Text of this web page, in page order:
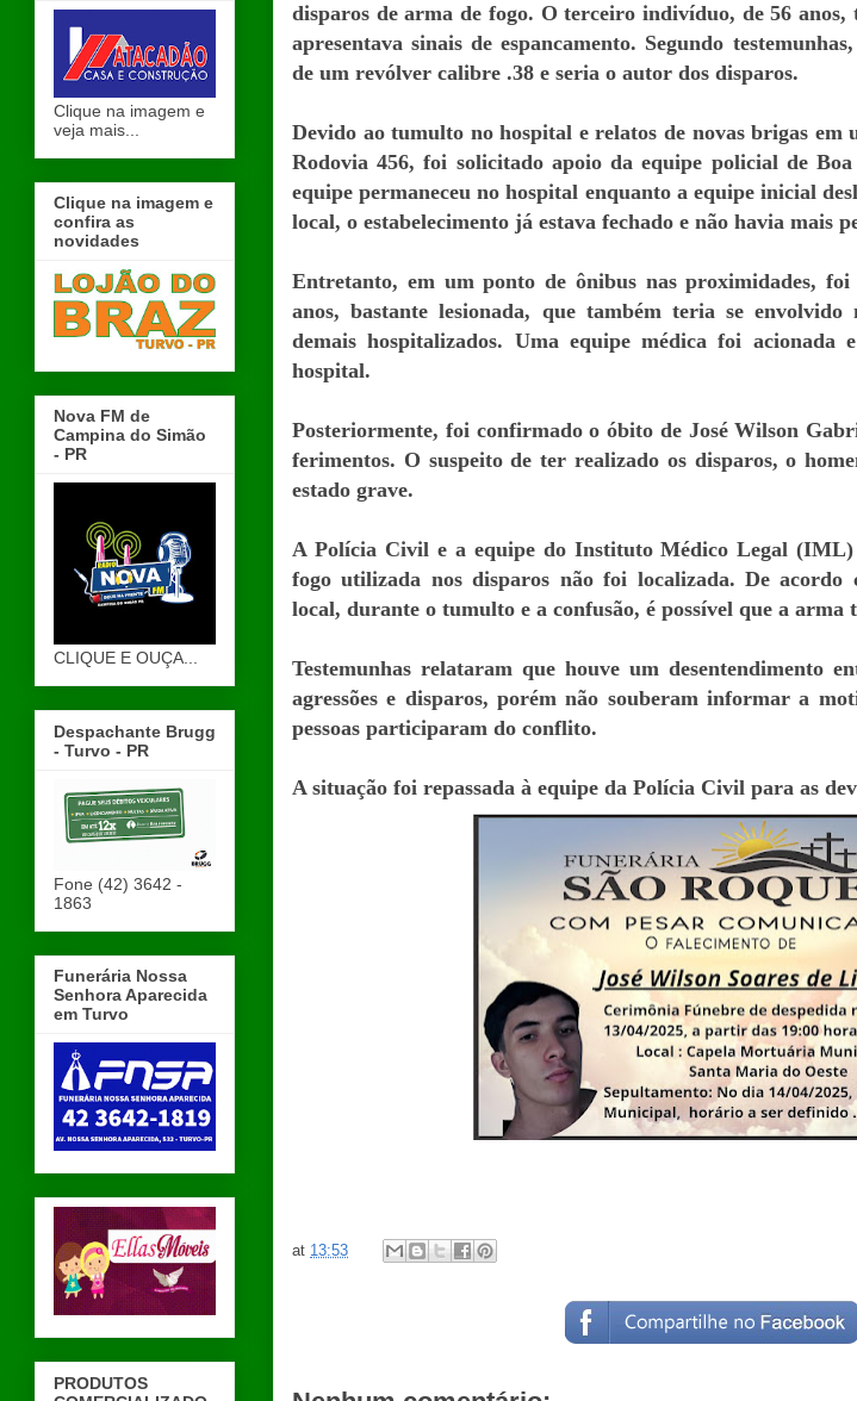
disparos de arma de fogo. O terceiro indivíduo, de 56 anos,
apresentava sinais de espancamento. Segundo
de um revólver calibre .38 e seria o autor dos disparos.
Devido ao tumulto no hospital e relatos de novas brigas em
Rodovia 456, foi solicitado apoio da equipe policial de
equipe permaneceu no hospital enquanto a equipe inicial
local, o estabelecimento já estava fechado e não havia mais
Entretanto, em um ponto de ônibus nas proximidades, foi
anos, bastante lesionada, que também teria se
demais hospitalizados. Uma equipe médica foi acionada
hospital.
Posteriormente, foi confirmado o óbito de José Wilson
ferimentos. O suspeito de ter realizado os disparos, o
estado grave.
A Polícia Civil e a equipe do Instituto Médico Legal
fogo utilizada nos disparos não foi localizada. De acordo
local, durante o tumulto e a confusão, é possível que a arma
Testemunhas relataram que houve um desentendimento
agressões e disparos, porém não souberam informar a
pessoas participaram do conflito.
A situação foi repassada à equipe da Polícia Civil para as
at 13:53
Clique na imagem e
veja mais...
Clique na imagem e
confira as
novidades
Nova FM de
Campina do Simão
- PR
CLIQUE E OUÇA...
Despachante Brugg
- Turvo - PR
Fone (42) 3642 -
1863
Funerária Nossa
Senhora Aparecida
em Turvo
PRODUTOS